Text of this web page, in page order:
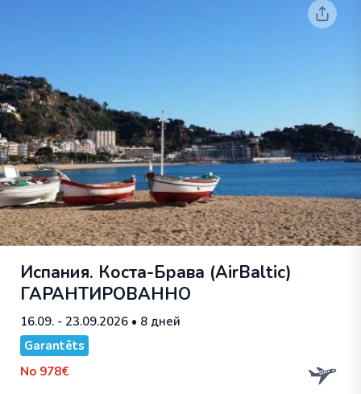
Испания. Коста-Брава (AirBaltic)
ГАРАНТИРОВАННО
16.09. - 23.09.2026 • 8 дней
Garantēts
No 978€